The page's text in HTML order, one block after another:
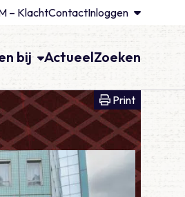
– KlachtContactInloggen
bij ActueelZoeken
PrintPrint